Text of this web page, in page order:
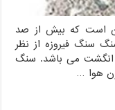
است که بیش از صد
سنگ فیروزه از نظر
انگشت می باشد. سنگ
هوا …